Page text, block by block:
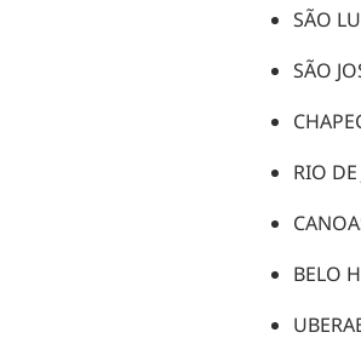
SÃO
SÃO
RIO
BELO